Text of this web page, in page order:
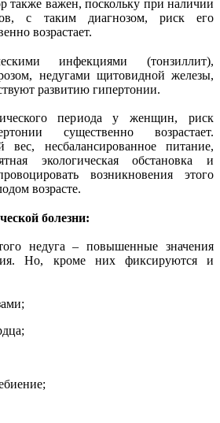
также важен, поскольку при наличии
с таким диагнозом, риск его
возрастает.
инфекциями (тонзиллит),
недугами щитовидной железы,
развитию гипертонии.
периода у женщин, риск
существенно возрастает.
несбалансированное питание,
экологическая обстановка и
возникновения этого
возрасте.
болезни:
недуга – повышенные значения
Но, кроме них фиксируются и